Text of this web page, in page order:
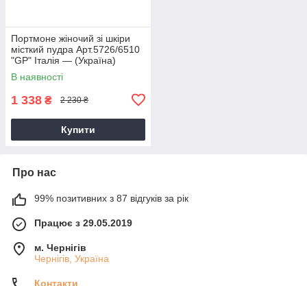
Портмоне жіночий зі шкіри
місткий пудра Арт.5726/6510
"GP" Італія — (Україна)
В наявності
1 338 ₴ 2 230 ₴
Купити
Про нас
99% позитивних з 87 відгуків за рік
Працює з 29.05.2019
м. Чернігів
Чернігів, Україна
Контакти